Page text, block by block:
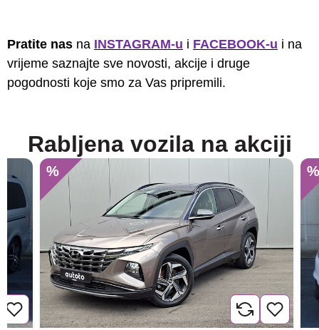
Pratite nas na INSTAGRAM-u i FACEBOOK-u i na
vrijeme saznajte sve novosti, akcije i druge
pogodnosti koje smo za Vas pripremili.
Rabljena vozila na akciji
%